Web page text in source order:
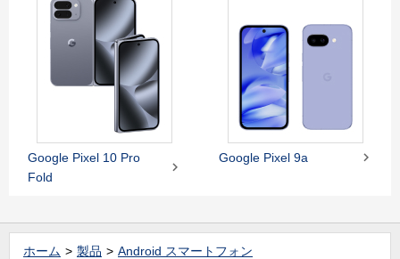
Google Pixel 10 Pro
Fold

Google Pixel 9a 
ホーム 製品
Android スマートフォン